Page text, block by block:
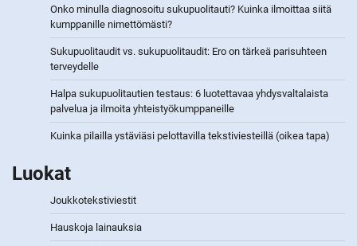
Onko minulla diagnosoitu sukupuolitauti? Kuinka ilmoittaa siitä
kumppanille nimettömästi?
Sukupuolitaudit vs. sukupuolitaudit: Ero on tärkeä parisuhteen
terveydelle
Halpa sukupuolitautien testaus: 6 luotettavaa yhdysvaltalaista
palvelua ja ilmoita yhteistyökumppaneille
Kuinka pilailla ystäviäsi pelottavilla tekstiviesteillä (oikea tapa)
Luokat
Joukkotekstiviestit
Hauskoja lainauksia